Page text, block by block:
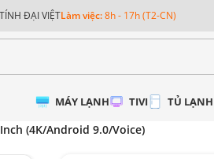
ĐẠI VIỆTLàm việc:8h - 17h (T2-CN)
MÁY LẠNH TIVI TỦ LẠNH
(4K/Android 9.0/Voice)